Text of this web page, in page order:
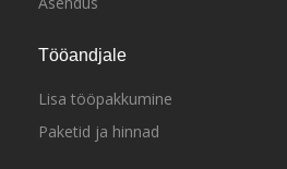
Tööandjale
Lisa tööpakkumine
Paketid ja hinnad